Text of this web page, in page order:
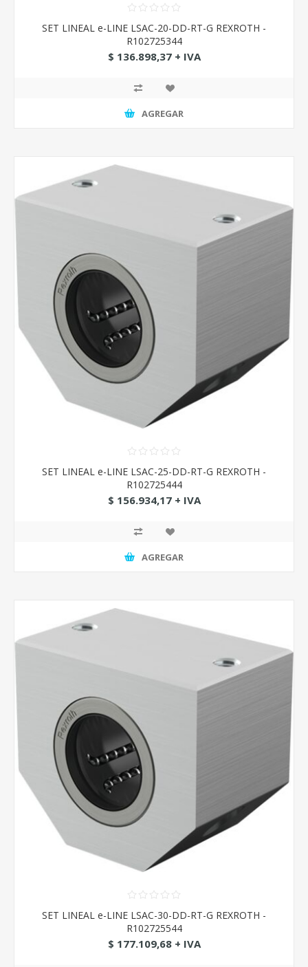
SET LINEAL e-LINE LSAC-20-DD-RT-G REXROTH -
R102725344
$ 136.898,37 + IVA
AGREGAR
SET LINEAL e-LINE LSAC-25-DD-RT-G REXROTH -
R102725444
$ 156.934,17 + IVA
AGREGAR
SET LINEAL e-LINE LSAC-30-DD-RT-G REXROTH -
R102725544
$ 177.109,68 + IVA